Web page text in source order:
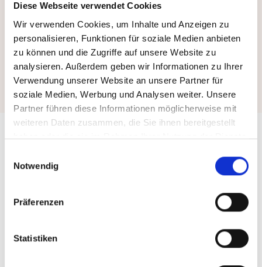
Diese Webseite verwendet Cookies
Wir verwenden Cookies, um Inhalte und Anzeigen zu
personalisieren, Funktionen für soziale Medien anbieten
zu können und die Zugriffe auf unsere Website zu
analysieren. Außerdem geben wir Informationen zu Ihrer
Verwendung unserer Website an unsere Partner für
soziale Medien, Werbung und Analysen weiter. Unsere
Partner führen diese Informationen möglicherweise mit
weiteren Daten zusammen, die Sie ihnen bereitgestellt
haben oder die sie im Rahmen Ihrer Nutzung der Dienste
Notwendig
Präferenzen
Statistiken
Theresa Winkels
Leiterin des Amtes für wirtschaftliche Entwicklung
Landeshauptstadt Düsseldorf
Erfolge
Wir sind stolz auf die
Entwicklung.